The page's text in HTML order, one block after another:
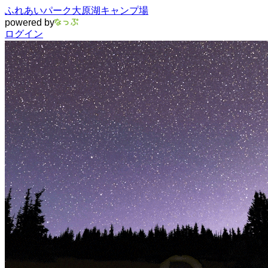
ふれあいパーク大原湖キャンプ場
powered by
ログイン